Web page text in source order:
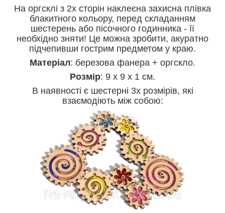
На оргсклі з 2х сторін наклеєна захисна плівка
блакитного кольору, перед складанням
шестерень або пісочного годинника - її
необхідно зняти! Це можна зробити, акуратно
підчепивши гострим предметом у краю.
Матеріал: березова фанера + оргскло.
Розмір: 9 х 9 х 1 см.
В наявності є шестерні 3х розмірів, які
взаємодіють між собою: